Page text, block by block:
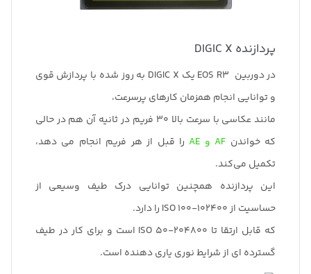
پردازنده DIGIC X
در دوربین EOS R3 یک DIGIC X به روز شده با پردازش قوی
و توانایی انجام همزمان کارهای پرسرعت،
مانند عکاسی با سرعت بالا 30 فریم در ثانیه آن هم در حالی
که خواندن AF و AE
را قبل از هر فریم انجام می دهد،
تکمیل می‌کند.
این پردازنده همچنین توانایی درک طیف وسیعی از
حساسیت از ISO 100-102400 را دارد.
که قابل ارتقا تا ISO 50-204800 است و برای کار در طیف
گسترده ای از شرایط نوری یاری دهنده است.